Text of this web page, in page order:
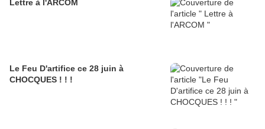
Lettre à l'ARCOM
Le Feu D'artifice ce 28 juin à
CHOCQUES ! ! !